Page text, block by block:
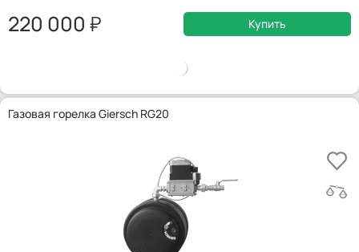
220 000 Купить
Газовая горелка Giersch RG20